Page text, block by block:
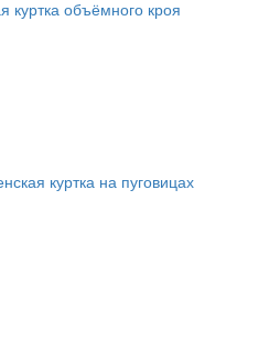
куртка объёмного кроя
куртка на пуговицах